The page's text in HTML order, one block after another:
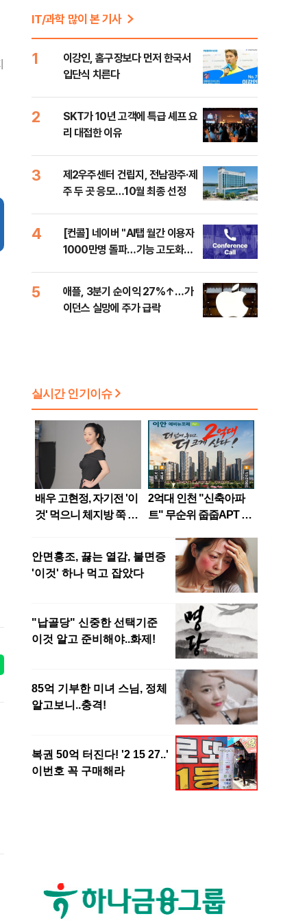
IT/과학 많이 본 기사
1
이강인, 홈구장보다 먼저 한국서
입단식 치른다
2
SKT가 10년 고객에 특급 셰프 요
리 대접한 이유
3
제2우주센터 건립지, 전남광주·제
주 두 곳 응모…10월 최종 선정
4
[컨콜] 네이버 "AI탭 월간 이용자
1000만명 돌파…기능 고도화할
5
애플, 3분기 순이익 27%↑…가
이던스 실망에 주가 급락